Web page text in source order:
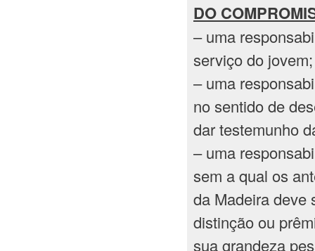
DO
– uma
serviço do jovem;
– uma
no sentido de
dar testemunho
– uma
sem a qual os
da Madeira deve
distinção ou
sua grandeza